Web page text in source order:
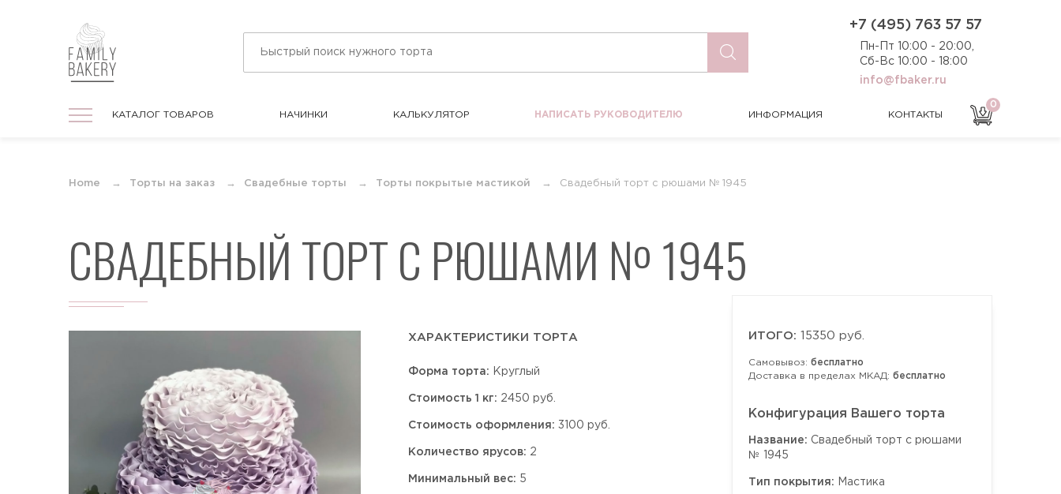
+7 (495) 763 57 57
Пн-Пт 10:00 - 20:00,
Сб-Вс 10:00 - 18:00
info@fbaker.ru
На праздник
На День Рождения
Торты в подарок для мужчин и женщин
Свадебные торты
Огромный выбор свадебных тортов
Детские торты
Вкусные торты для мальчиков и
девочек
КАТАЛОГ ТОВАРОВ НАЧИНКИ КАЛЬКУЛЯТОР НАПИСАТЬ РУКОВОДИТЕЛЮ ИНФОРМАЦИЯ КОНТАКТЫ
0
КОНТАКТЫ
Home Торты на заказ Свадебные торты Торты покрытые мастикой Свадебный торт с рюшами № 1945
СВАДЕБНЫЙ ТОРТ С РЮШАМИ № 1945
ХАРАКТЕРИСТИКИ ТОРТА
Форма торта: Круглый
Стоимость 1 кг: 2450 руб.
Стоимость оформления: 3100 руб.
Количество ярусов: 2
Минимальный вес: 5
ИТОГО: 15350 руб.
Самовывоз: бесплатно
Доставка в пределах МКАД: бесплатно
Конфигурация Вашего торта
Название: Свадебный торт с рюшами
№ 1945
Тип покрытия: Мастика